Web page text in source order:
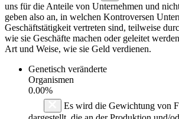
uns für die Anteile von Unternehmen und
geben also an, in welchen Kontroversen
Geschäftstätigkeit vertreten sind, teilweise
wie sie Geschäfte machen oder geleitet
Art und Weise, wie sie Geld verdienen.
Genetisch veränderte
Organismen
0.00%
Es wird die Gewichtung von